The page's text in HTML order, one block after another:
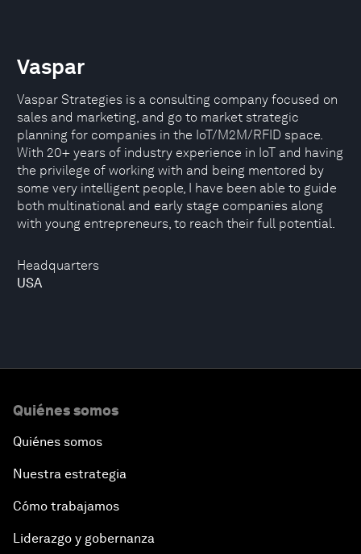
Headquarters
USA
Vaspar
Vaspar Strategies is a consulting company focused on
sales and marketing, and go to market strategic
planning for companies in the IoT/M2M/RFID space.
With 20+ years of industry experience in IoT and having
the privilege of working with and being mentored by
some very intelligent people, I have been able to guide
both multinational and early stage companies along
with young entrepreneurs, to reach their full potential.
Quiénes somos
Quiénes somos
Nuestra estrategia
Cómo trabajamos
Liderazgo y gobernanza